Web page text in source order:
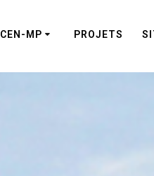
CEN-MP PROJETS